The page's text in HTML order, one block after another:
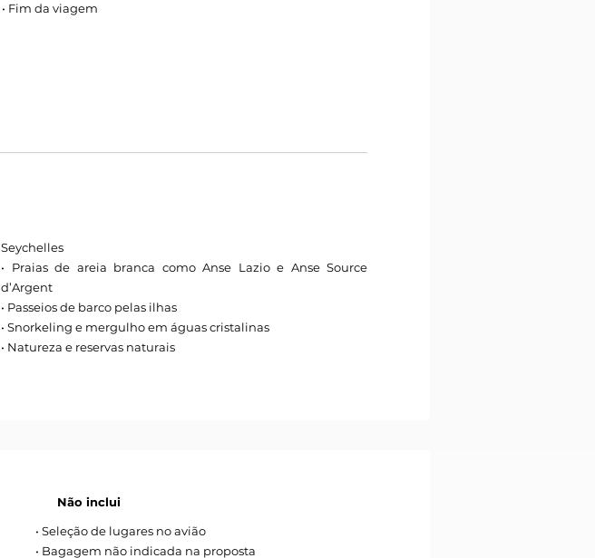
• Fim da viagem
Seychelles
• Praias de areia branca como Anse Lazio e Anse Source
d’Argent
• Passeios de barco pelas ilhas
• Snorkeling e mergulho em águas cristalinas
• Natureza e reservas naturais
Não inclui
• Seleção de lugares no avião
• Bagagem não indicada na proposta